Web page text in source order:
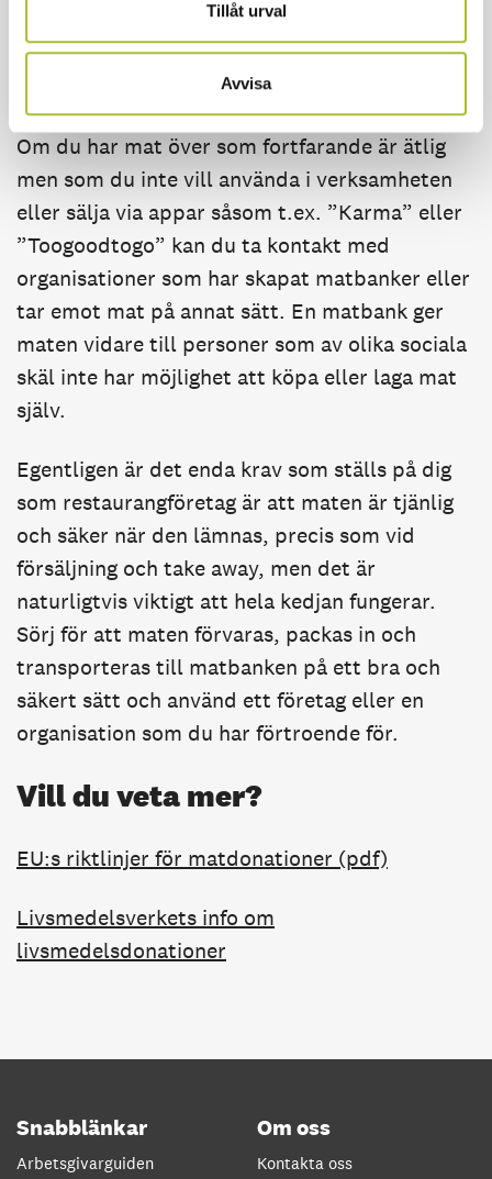
Tillåt urval
Avvisa
Kan en restaurang skänka bort
överbliven mat?
Om du har mat över som fortfarande är ätlig
men som du inte vill använda i verksamheten
eller sälja via appar såsom t.ex. ”Karma” eller
”Toogoodtogo” kan du ta kontakt med
organisationer som har skapat matbanker eller
tar emot mat på annat sätt. En matbank ger
maten vidare till personer som av olika sociala
skäl inte har möjlighet att köpa eller laga mat
själv.
Egentligen är det enda krav som ställs på dig
som restaurangföretag är att maten är tjänlig
och säker när den lämnas, precis som vid
försäljning och take away, men det är
naturligtvis viktigt att hela kedjan fungerar.
Sörj för att maten förvaras, packas in och
transporteras till matbanken på ett bra och
säkert sätt och använd ett företag eller en
organisation som du har förtroende för.
Vill du veta mer?
EU:s riktlinjer för matdonationer (pdf)
Livsmedelsverkets info om
livsmedelsdonationer
Snabblänkar
Arbetsgivarguiden
Om oss
Kontakta oss